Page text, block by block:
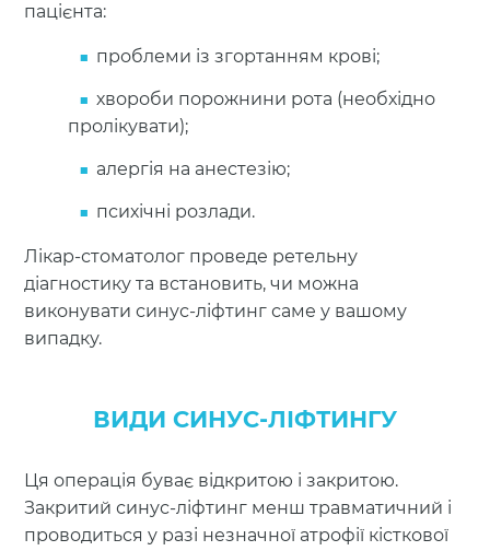
пацієнта:
проблеми із згортанням крові;
хвороби порожнини рота (необхідно
пролікувати);
алергія на анестезію;
психічні розлади.
Лікар-стоматолог проведе ретельну
діагностику та встановить, чи можна
виконувати синус-ліфтинг саме у вашому
випадку.
ВИДИ СИНУС-ЛІФТИНГУ
Ця операція буває відкритою і закритою.
Закритий синус-ліфтинг менш травматичний і
проводиться у разі незначної атрофії кісткової